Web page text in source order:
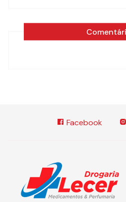
Facebook